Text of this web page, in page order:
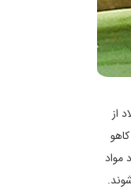
از
مواد